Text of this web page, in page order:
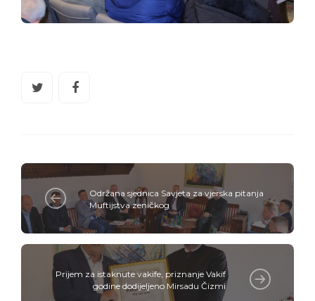
Održana sjednica Savjeta za vjerska pitanja
Muftijstva zeničkog
Prijem za istaknute vakife, priznanje Vakif
godine dodijeljeno Mirsadu Čizmi